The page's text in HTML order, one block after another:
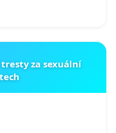
za sexuální